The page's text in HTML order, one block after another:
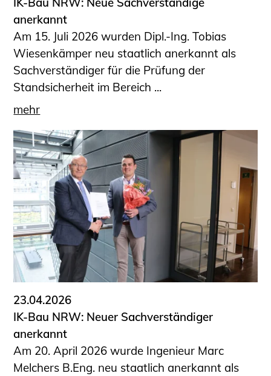
anerkannt
Am 15. Juli 2026 wurden Dipl.-Ing. Tobias
Wiesenkämper neu staatlich anerkannt als
Sachverständiger für die Prüfung der
Standsicherheit im Bereich ...
mehr
23.04.2026
IK-Bau NRW: Neuer Sachverständiger
anerkannt
Am 20. April 2026 wurde Ingenieur Marc
Melchers B.Eng. neu staatlich anerkannt als